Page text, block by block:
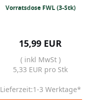
Vorratsdose FWL (3-Stk)
15,99 EUR
( inkl MwSt )
5,33 EUR pro Stk
Lieferzeit:1-3 Werktage*